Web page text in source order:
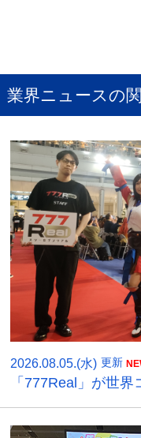
業界ニュースの
2026.08.05.(水) 更新
「777Real」が世